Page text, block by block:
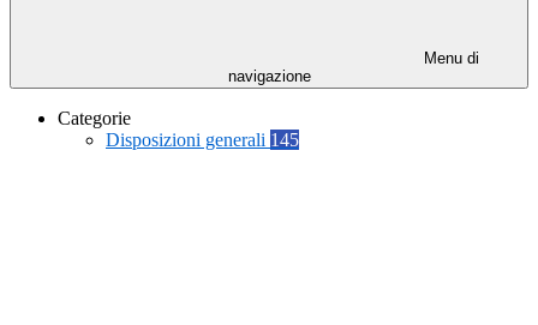
Menu di
navigazione
Categorie
Disposizioni generali 145